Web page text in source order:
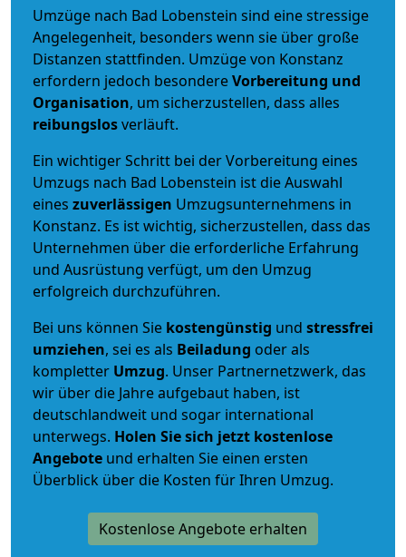
Umzüge nach Bad Lobenstein sind eine stressige
Angelegenheit, besonders wenn sie über große
Distanzen stattfinden. Umzüge von Konstanz
erfordern jedoch besondereVorbereitung und
Organisation, um sicherzustellen, dass alles
reibungslosverläuft.
Ein wichtiger Schritt bei der Vorbereitung eines
Umzugs nach Bad Lobenstein ist die Auswahl
eines zuverlässigen Umzugsunternehmens in
Konstanz. Es ist wichtig, sicherzustellen, dass das
Unternehmen über die erforderliche Erfahrung
und Ausrüstung verfügt, um den Umzug
erfolgreich durchzuführen.
Bei uns können Sie kostengünstig und stressfrei
umziehen, sei es als Beiladung oder als
kompletter Umzug. Unser Partnernetzwerk, das
wir über die Jahre aufgebaut haben, ist
deutschlandweit und sogar international
unterwegs. Holen Sie sich jetzt kostenlose
Angebote und erhalten Sie einen ersten
Überblick über die Kosten für Ihren Umzug.
Kostenlose Angebote erhalten